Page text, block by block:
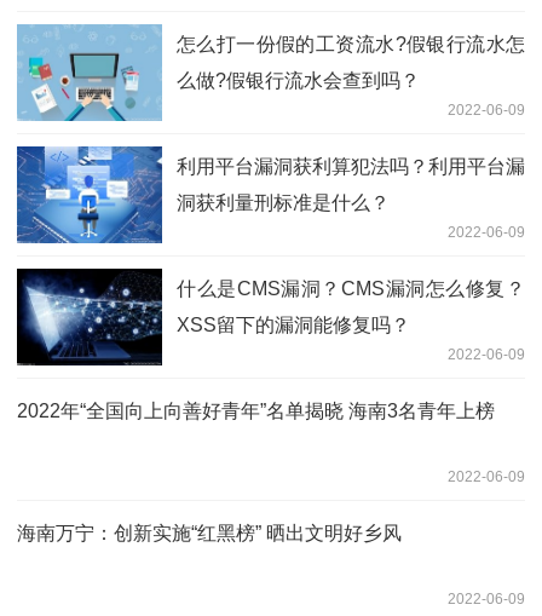
怎么打一份假的工资流水?假银行流水怎
么做?假银行流水会查到吗？
2022-06-09
利用平台漏洞获利算犯法吗？利用平台漏
洞获利量刑标准是什么？
2022-06-09
什么是CMS漏洞？CMS漏洞怎么修复？
XSS留下的漏洞能修复吗？
2022-06-09
2022年“全国向上向善好青年”名单揭晓 海南3名青年上榜
2022-06-09
海南万宁：创新实施“红黑榜” 晒出文明好乡风
2022-06-09